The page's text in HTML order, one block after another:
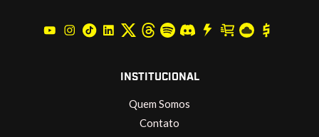
INSTITUCIONAL
Quem Somos
Contato